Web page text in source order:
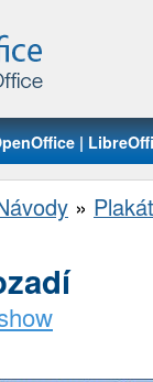
|
»